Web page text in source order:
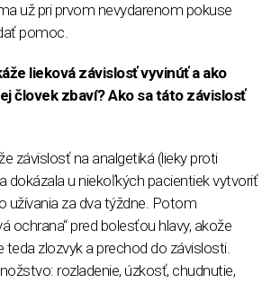
už pri prvom nevydarenom pokuse
pomoc.
lieková závislosť vyvinúť a ako
človek zbaví? Ako sa táto závislosť
závislosť na analgetiká (lieky proti
dokázala u niekoľkých pacientiek vytvoriť
užívania za dva týždne. Potom
ochrana“ pred bolesťou hlavy, akože
teda zlozvyk a prechod do závislosti.
rozladenie, úzkosť, chudnutie,